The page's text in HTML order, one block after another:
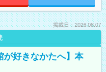
掲載日：2026.08.07
が好きなかたへ】本